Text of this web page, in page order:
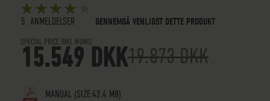
BEDØMMELSE:
5OUT OF5
STARS
5 ANMELDELSER GENNEMGÅ VENLIGST DETTE PRODUKT
SPECIAL PRICE INKL.MOMS
15.549 DKK19.873 DKK
MANUAL (SIZE:42.4 MB)